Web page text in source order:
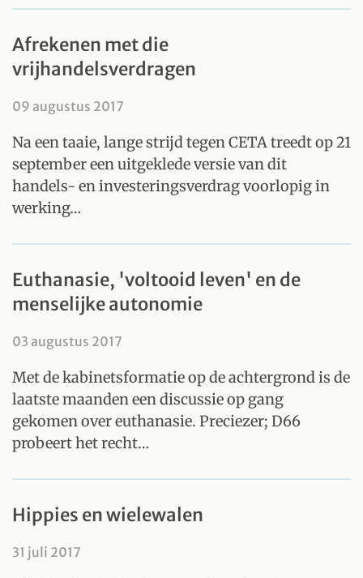
Afrekenen met die
vrijhandelsverdragen
09 augustus 2017
Na een taaie, lange strijd tegen CETA treedt op 21
september een uitgeklede versie van dit
handels- en investeringsverdrag voorlopig in
werking…
Euthanasie, 'voltooid leven' en de
menselijke autonomie
03 augustus 2017
Met de kabinetsformatie op de achtergrond is de
laatste maanden een discussie op gang
gekomen over euthanasie. Preciezer; D66
probeert het recht…
Hippies en wielewalen
31 juli 2017